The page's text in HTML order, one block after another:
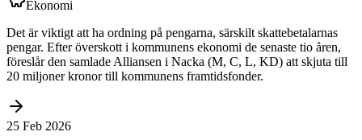
Ekonomi
Det är viktigt att ha ordning på pengarna, särskilt skattebetalarnas
pengar. Efter överskott i kommunens ekonomi de senaste tio åren,
föreslår den samlade Alliansen i Nacka (M, C, L, KD) att skjuta till
20 miljoner kronor till kommunens framtidsfonder.
25 Feb 2026